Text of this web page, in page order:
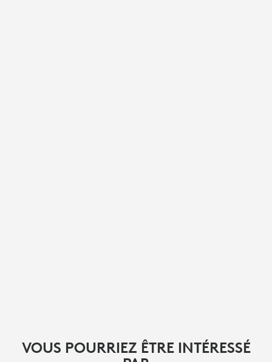
VOUS POURRIEZ ÊTRE INTÉRESSÉ